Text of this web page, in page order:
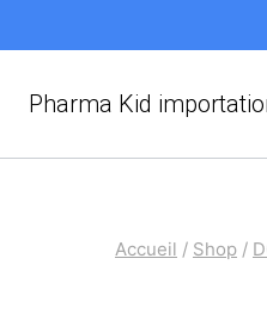
au
contenu
Pharma Kid
Accueil / Shop /